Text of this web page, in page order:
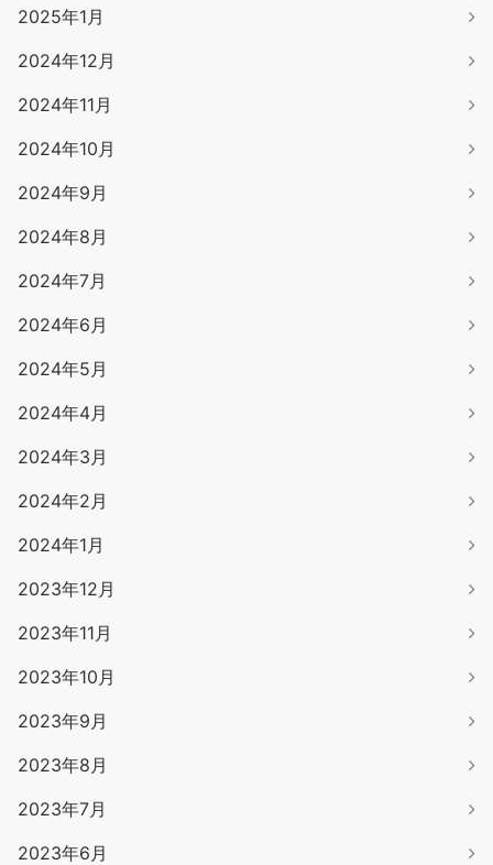
2025年1月
2024年12月
2024年11月
2024年10月
2024年9月
2024年8月
2024年7月
2024年6月
2024年5月
2024年4月
2024年3月
2024年2月
2024年1月
2023年12月
2023年11月
2023年10月
2023年9月
2023年8月
2023年7月
2023年6月